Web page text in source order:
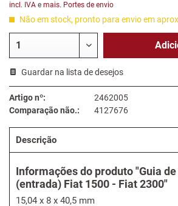
incl. IVA e mais. Portes de envio
Não em stock, pronto para envio em
Guardar na lista de desejos
Artigo nº:
2462005
Comparação não.:
4127676
Descrição
Informações do produto "Guia
(entrada) Fiat 1500 - Fiat 2300"
15,04 x 8 x 40,5 mm